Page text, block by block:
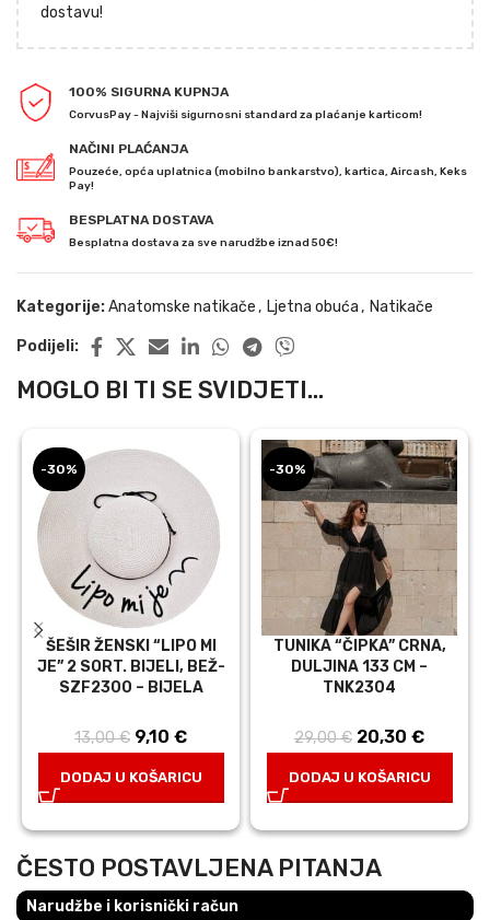
dostavu!
100% SIGURNA KUPNJA
CorvusPay - Najviši sigurnosni standard za plaćanje karticom!
NAČINI PLAĆANJA
Pouzeće, opća uplatnica (mobilno bankarstvo), kartica, Aircash, Keks
Pay!
BESPLATNA DOSTAVA
Besplatna dostava za sve narudžbe iznad 50€!
Kategorije:Anatomske natikače, Ljetna obuća, Natikače
Podijeli:
MOGLO BI TI SE SVIDJETI...
-30%
ŠEŠIR ŽENSKI “LIPO MI
JE” 2 SORT. BIJELI, BEŽ-
SZF2300 – BIJELA
13,00€
Izvorna
je: 13,00 €.
9,10 €
9,10 €.
DODAJ U KOŠARICU
-30%
TUNIKA “ČIPKA” CRNA,
DULJINA 133 CM –
TNK2304
29,00€
Izvorna
29,00 €.
20,30 €
20,30
DODAJ U KOŠARICU
ČESTO POSTAVLJENA PITANJA
Narudžbe i korisnički račun